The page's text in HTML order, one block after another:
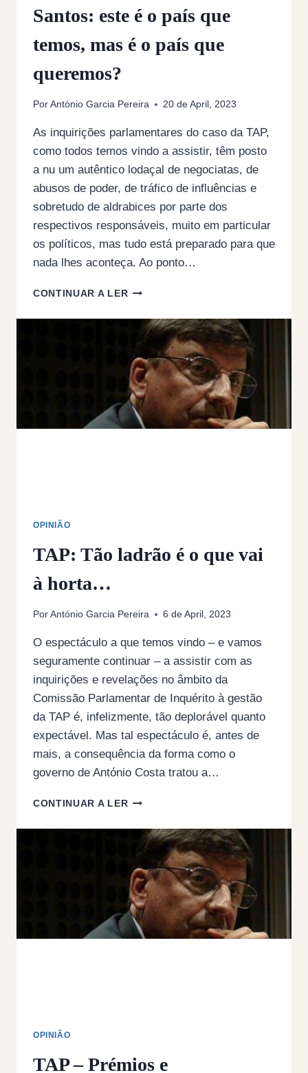
Santos: este é o país que
temos, mas é o país que
queremos?
Por António Garcia Pereira 20 de April, 2023
As inquirições parlamentares do caso da TAP,
como todos temos vindo a assistir, têm posto
a nu um autêntico lodaçal de negociatas, de
abusos de poder, de tráfico de influências e
sobretudo de aldrabices por parte dos
respectivos responsáveis, muito em particular
os políticos, mas tudo está preparado para que
nada lhes aconteça. Ao ponto…
CONTINUAR A LERO
BOAVENTURA
SOUSA
SANTOS:
ESTE
É
O
PAÍS
QUE
OPINIÃO
TAP: Tão ladrão é o que vai
à horta…
Por António Garcia Pereira 6 de April, 2023
O espectáculo a que temos vindo – e vamos
seguramente continuar – a assistir com as
inquirições e revelações no âmbito da
Comissão Parlamentar de Inquérito à gestão
da TAP é, infelizmente, tão deplorável quanto
expectável. Mas tal espectáculo é, antes de
mais, a consequência da forma como o
governo de António Costa tratou a…
CONTINUAR A LERTAP:
LADRÃO
QUE
VAI
À
HORTA…
OPINIÃO
TAP – Prémios e